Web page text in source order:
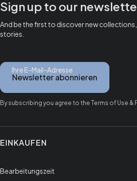
Sign up to our
And be the first to discover new
stories.
Ihre E-Mail-Adresse
Newsletter abonnieren
By subscribing you agree to the Terms of Use &
Fußzeilenmenü
EINKAUFEN
Bearbeitungszeit